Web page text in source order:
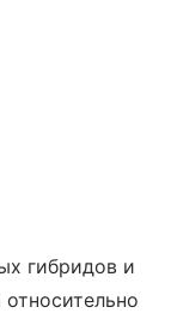
гибридов и